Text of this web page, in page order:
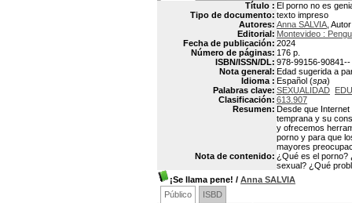
Título : El porno no es
Tipo de documento: texto impreso
Autores: Anna SALVIA ,
Editorial: Montevideo :
Fecha de publicación: 2024
Número de páginas: 176 p.
ISBN/ISSN/DL: 978-99156-90841--
Nota general: Edad sugerida a
Idioma : Español (spa)
Palabras clave: SEXUALIDAD
Clasificación: 613.907
Resumen: Desde que
temprana y su
y ofrecemos
porno y para que
mayores
Nota de contenido: ¿Qué es el porno?
sexual? ¿Qué
¡Se llama pene! / Anna SALVIA
Público
ISBD